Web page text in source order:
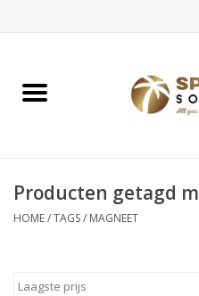
Home
Spray Tan Starterspakketten
Selftan producten
Producten getagd
HOME/TAGS/ MAGNEET